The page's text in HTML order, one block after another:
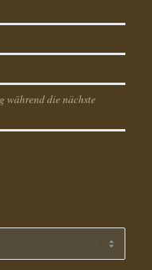
während die nächste